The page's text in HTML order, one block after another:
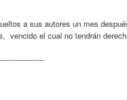
a sus autores un mes
vencido el cual no tendrán